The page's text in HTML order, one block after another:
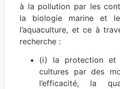
à la pollution par les
la biologie marine et
l’aquaculture, et ce à
recherche :
(i) la protection et
cultures par des
l’efficacité, la